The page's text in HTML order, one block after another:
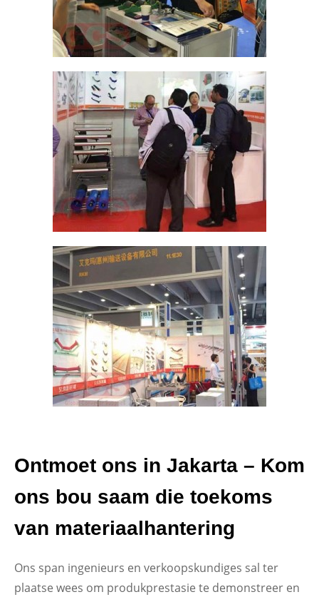
Ontmoet ons in Jakarta – Kom
ons bou saam die toekoms
van materiaalhantering
Ons span ingenieurs en verkoopskundiges sal ter
plaatse wees om produkprestasie te demonstreer en